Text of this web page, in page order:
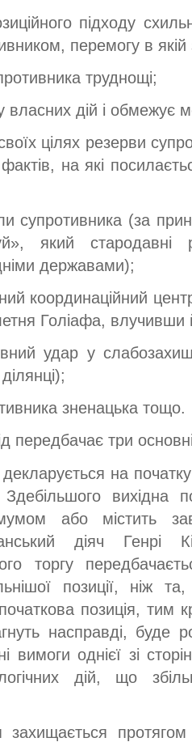
підходу
перемогу в
труднощі;
власних дій і обмежує
цілях резерви
на які
супротивника (за
який стародавні
державами);
координаційний
Голіафа,
удар у
зненацька тощо.
передбачає три основні
декларується на
Здебільшого вихідна
або містить
діяч Генрі
торгу
позиції, ніж
позиція, тим
насправді, буде
вимоги однієї зі
дій, що
захищається протягом